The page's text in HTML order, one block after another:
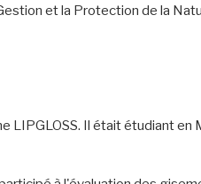
et la Protection de la
LIPGLOSS. Il était étudiant en